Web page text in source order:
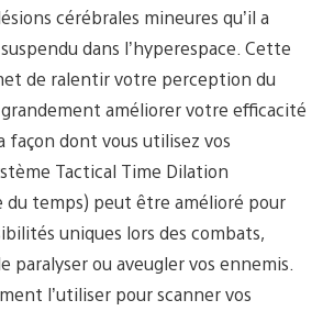
cérébrales mineures qu’il a
dans l’hyperespace. Cette
de ralentir votre perception du
améliorer votre efficacité
façon dont vous utilisez vos
Tactical Time Dilation
temps) peut être amélioré pour
uniques lors des combats,
paralyser ou aveugler vos ennemis.
l’utiliser pour scanner vos